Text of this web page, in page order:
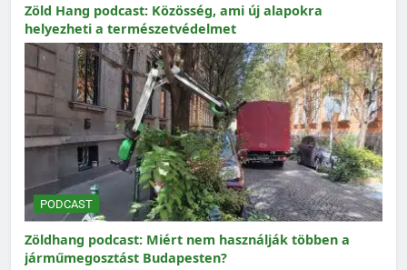
Zöld Hang podcast: Közösség, ami új alapokra
helyezheti a természetvédelmet
PODCAST
Zöldhang podcast: Miért nem használják többen a
járműmegosztást Budapesten?